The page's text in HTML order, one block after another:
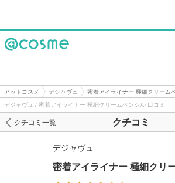
アットコスメ デジャヴュ 密着アイライナー 極細クリーム
デジャヴュ / 密着アイライナー 極細クリームペンシル 口コミ
クチコミ
クチコミ一覧
デジャヴュ
密着アイライナー 極細クリ